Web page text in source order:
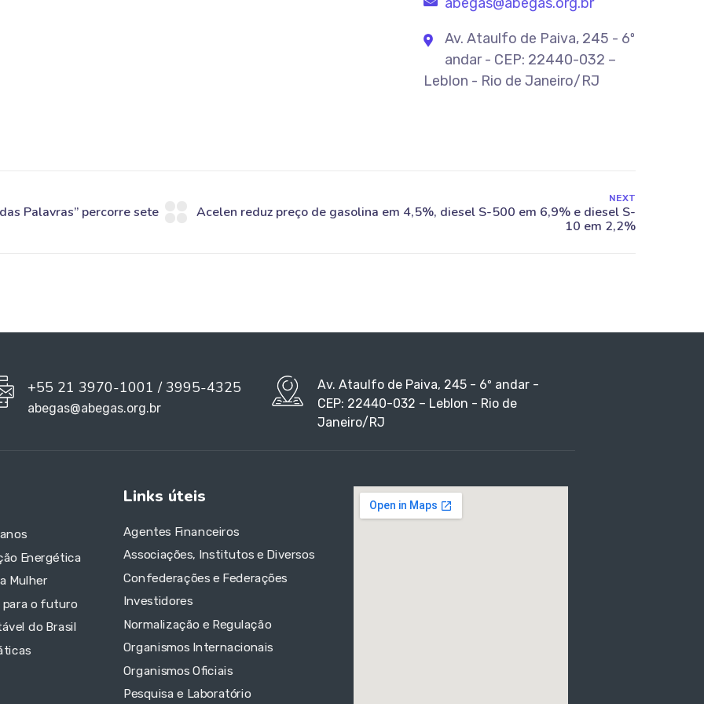
Av. Ataulfo de Paiva, 245 - 6º
andar - CEP: 22440-032 –
Leblon - Rio de Janeiro/RJ
NEXT
+55 21 3970-1001 / 3995-4325
abegas@abegas.org.br
Av. Ataulfo de Paiva, 245 - 6º andar -
CEP: 22440-032 – Leblon - Rio de
Janeiro/RJ
Energética
Mulher
para o futuro
do Brasil
Links úteis
Agentes Financeiros
Associações, Institutos e Diversos
Confederações e Federações
Investidores
Normalização e Regulação
Organismos Internacionais
Organismos Oficiais
Pesquisa e Laboratório